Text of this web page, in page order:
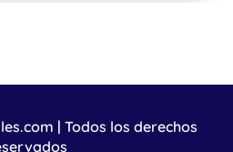
| Todos los derechos